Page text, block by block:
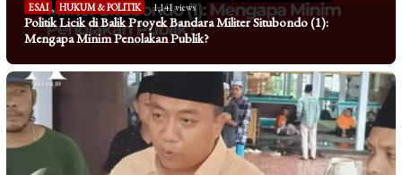
ESAI , HUKUM & POLITIK 1,141 views
Politik Licik di Balik Proyek Bandara Militer Situbondo (1):
Mengapa Minim Penolakan Publik?